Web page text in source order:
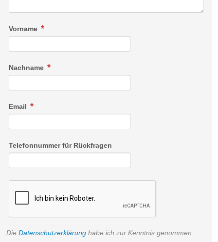
Vorname
Nachname
Email
Telefonnummer für Rückfragen
Die Datenschutzerklärung habe ich zur Kenntnis genommen.